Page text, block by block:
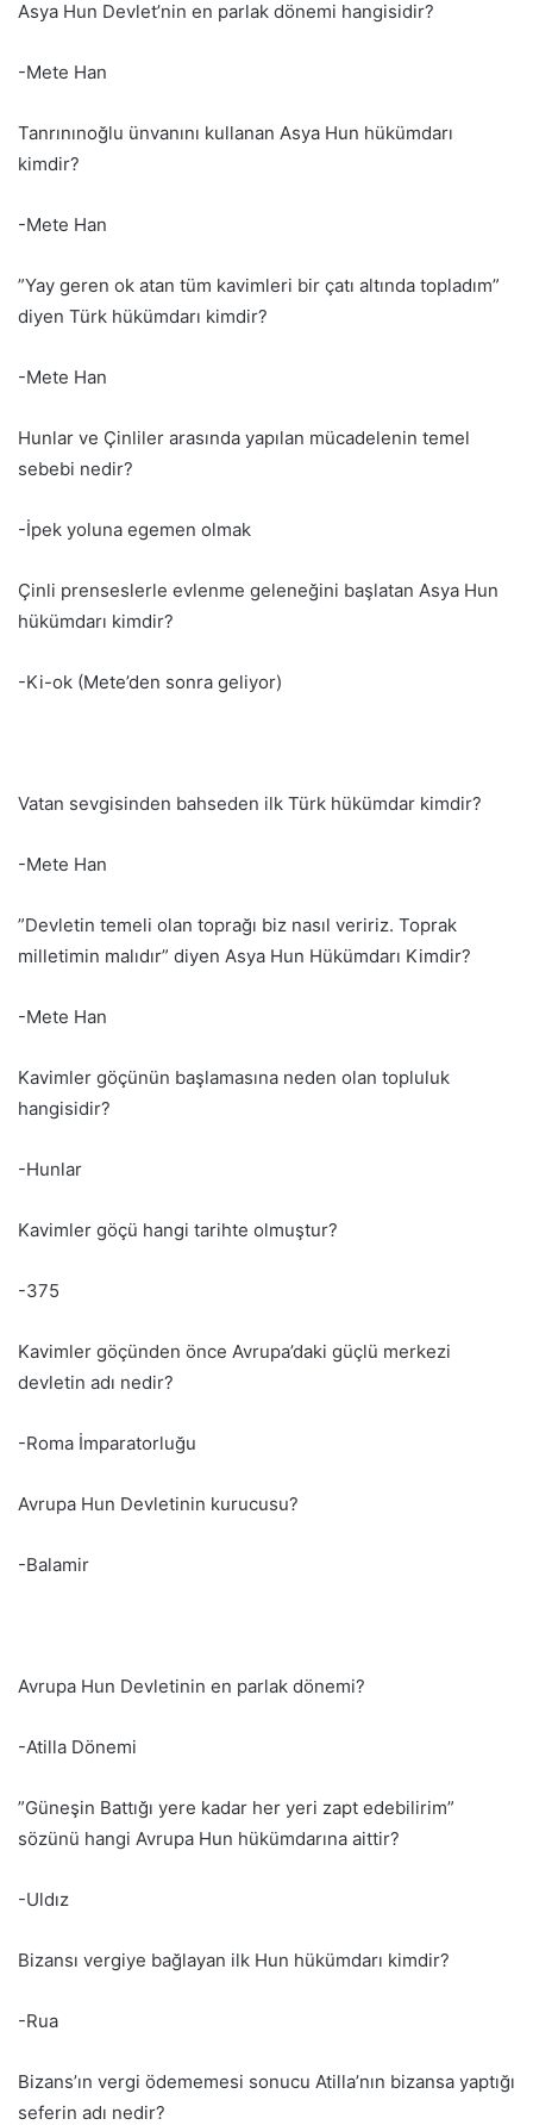
Asya Hun Devlet’nin en parlak dönemi hangisidir?
-Mete Han
Tanrınınoğlu ünvanını kullanan Asya Hun hükümdarı
kimdir?
-Mete Han
”Yay geren ok atan tüm kavimleri bir çatı altında topladım”
diyen Türk hükümdarı kimdir?
-Mete Han
Hunlar ve Çinliler arasında yapılan mücadelenin temel
sebebi nedir?
-İpek yoluna egemen olmak
Çinli prenseslerle evlenme geleneğini başlatan Asya Hun
hükümdarı kimdir?
-Ki-ok (Mete’den sonra geliyor)
Vatan sevgisinden bahseden ilk Türk hükümdar kimdir?
-Mete Han
”Devletin temeli olan toprağı biz nasıl veririz. Toprak
milletimin malıdır” diyen Asya Hun Hükümdarı Kimdir?
-Mete Han
Kavimler göçünün başlamasına neden olan topluluk
hangisidir?
-Hunlar
Kavimler göçü hangi tarihte olmuştur?
-375
Kavimler göçünden önce Avrupa’daki güçlü merkezi
devletin adı nedir?
-Roma İmparatorluğu
Avrupa Hun Devletinin kurucusu?
-Balamir
Avrupa Hun Devletinin en parlak dönemi?
-Atilla Dönemi
”Güneşin Battığı yere kadar her yeri zapt edebilirim”
sözünü hangi Avrupa Hun hükümdarına aittir?
-Uldız
Bizansı vergiye bağlayan ilk Hun hükümdarı kimdir?
-Rua
Bizans’ın vergi ödememesi sonucu Atilla’nın bizansa yaptığı
seferin adı nedir?